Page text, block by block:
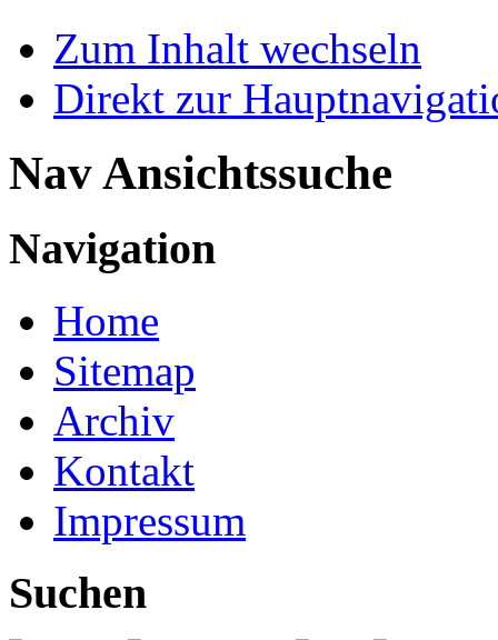
Zum Inhalt wechseln
Direkt zur
Nav Ansichtssuche
Navigation
Home
Sitemap
Archiv
Kontakt
Impressum
Suchen